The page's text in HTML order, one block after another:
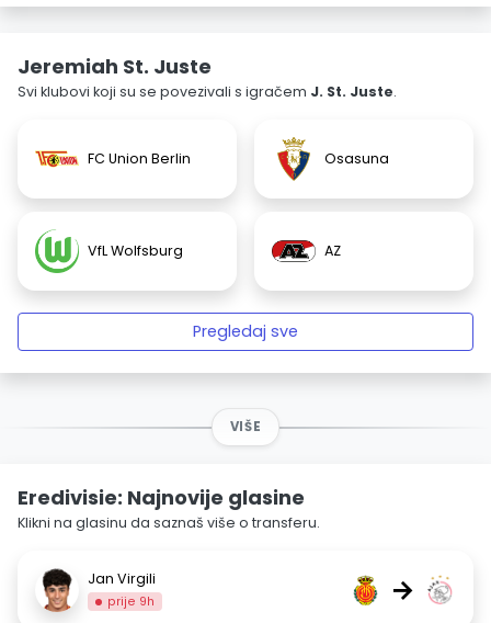
Jeremiah St. Juste
Svi klubovi koji su se povezivali s igračem J. St. Juste.
FC Union Berlin Osasuna
VfL Wolfsburg AZ
Pregledaj sve
VIŠE
Eredivisie: Najnovije glasine
Klikni na glasinu da saznaš više o transferu.
Jan Virgili
prije 9h →